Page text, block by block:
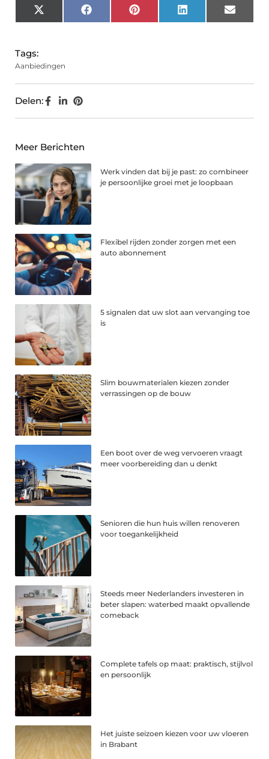
X
(Twitter)
FacebookPinterest LinkedIn Email
Tags:
Aanbiedingen
Delen:
Meer Berichten
Werk vinden dat bij je past: zo combineer
je persoonlijke groei met je loopbaan
Flexibel rijden zonder zorgen met een
auto abonnement
5 signalen dat uw slot aan vervanging toe
is
Slim bouwmaterialen kiezen zonder
verrassingen op de bouw
Een boot over de weg vervoeren vraagt
meer voorbereiding dan u denkt
Senioren die hun huis willen renoveren
voor toegankelijkheid
Steeds meer Nederlanders investeren in
beter slapen: waterbed maakt opvallende
comeback
Complete tafels op maat: praktisch, stijlvol
en persoonlijk
Het juiste seizoen kiezen voor uw vloeren
in Brabant